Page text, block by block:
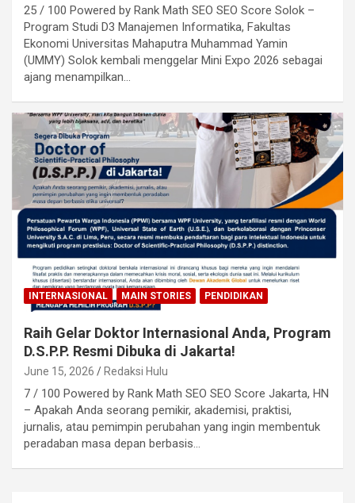
25 / 100 Powered by Rank Math SEO SEO Score Solok –
Program Studi D3 Manajemen Informatika, Fakultas
Ekonomi Universitas Mahaputra Muhammad Yamin
(UMMY) Solok kembali menggelar Mini Expo 2026 sebagai
ajang menampilkan…
INTERNASIONAL MAIN STORIES PENDIDIKAN
Raih Gelar Doktor Internasional Anda, Program
D.S.P.P. Resmi Dibuka di Jakarta!
June 15, 2026 Redaksi Hulu
7 / 100 Powered by Rank Math SEO SEO Score Jakarta, HN
– Apakah Anda seorang pemikir, akademisi, praktisi,
jurnalis, atau pemimpin perubahan yang ingin membentuk
peradaban masa depan berbasis…